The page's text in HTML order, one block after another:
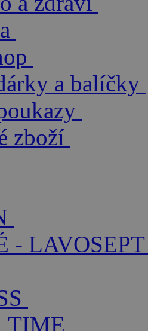
a balíčky
zboží
- LAVOSEPT
TIME